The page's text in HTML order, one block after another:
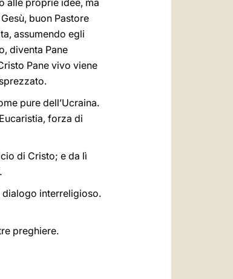
alle proprie idee, ma
buon Pastore
assumendo egli
diventa Pane
Pane vivo viene
pure dell’Ucraina.
forza di
di Cristo; e da lì
dialogo interreligioso.
preghiere.